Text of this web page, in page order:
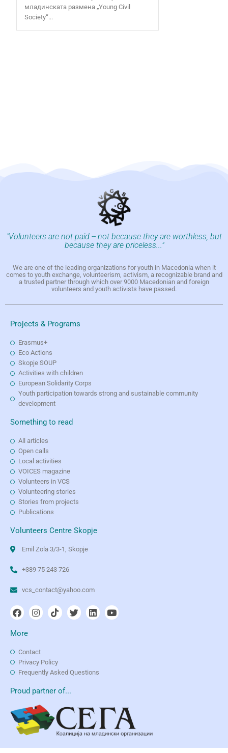
младинската размена „Young Civil
Society“...
"Volunteers are not paid -- not because they are worthless, but
because they are priceless..."
We are one of the leading organizations for youth in Macedonia when it
comes to youth exchange, volunteerism, activism, a recognizable brand and
a trusted partner through which over 9000 Macedonian and foreign
volunteers and youth activists have passed.
Projects & Programs
Erasmus+
Eco Actions
Skopje SOUP
Activities with children
European Solidarity Corps
Youth participation towards strong and sustainable community
development
Something to read
All articles
Open calls
Local activities
VOICES magazine
Volunteers in VCS
Volunteering stories
Stories from projects
Publications
Volunteers Centre Skopje
Emil Zola 3/3-1, Skopje
+389 75 243 726
vcs_contact@yahoo.com
More
Contact
Privacy Policy
Frequently Asked Questions
Proud partner of...